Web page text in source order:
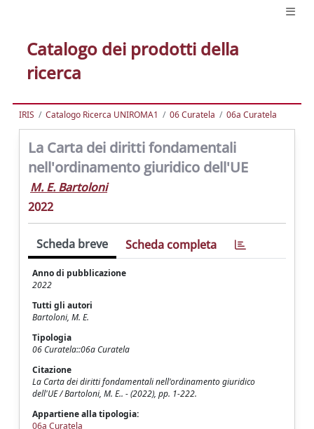
Catalogo dei prodotti della
ricerca
IRIS Catalogo Ricerca UNIROMA1 06 Curatela 06a Curatela
La Carta dei diritti fondamentali
nell'ordinamento giuridico dell'UE
M. E. Bartoloni
2022
Scheda breve Scheda completa
Anno di pubblicazione
2022
Tutti gli autori
Bartoloni, M. E.
Tipologia
06 Curatela::06a Curatela
Citazione
La Carta dei diritti fondamentali nell'ordinamento giuridico
dell'UE / Bartoloni, M. E.. - (2022), pp. 1-222.
Appartiene alla tipologia:
06a Curatela